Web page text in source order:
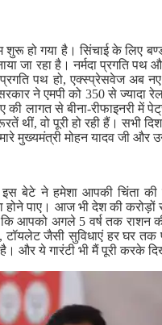
हो गया है। सिंचाई के लिए
जा रहा है। नर्मदा प्रगति पथ
पथ हो, एक्स्प्रेसवेज अब
ने एमपी को 350 से ज्यादा
लागत से बीना-रीफाइनरी में
थीं, वो पूरी हो रही हैं। सभी
मुख्यमंत्री मोहन यादव जी और
बेटे ने हमेशा आपकी चिंता
पाए। आज भी देश की करोड़ों
आपको अगले 5 वर्ष तक राशन
जैसी सुविधाएं हर घर
और ये गारंटी भी मैं पूरी करके